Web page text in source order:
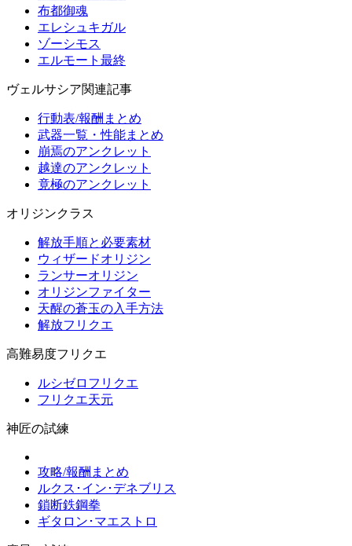
布都御魂
エレシュキガル
ゾーシモス
エルモート最終
ヴェルサシア関連記事
行動表/報酬まとめ
武器一覧・性能まとめ
崩焉のアンクレット
越達のアンクレット
竟極のアンクレット
オリジンクラス
解放手順と必要素材
ウィザードオリジン
ランサーオリジン
オリジンファイター
天醒の蒼玉の入手方法
解放フリクエ
高難易度フリクエ
ルシゼロフリクエ
フリクエ天元
神匠の試練
攻略/報酬まとめ
ルクス･イン･デネブリス
鎖断鉄鋼拳
ギタロン･マエストロ